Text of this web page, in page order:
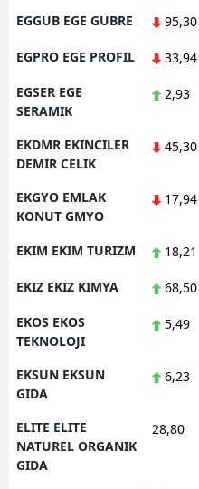
EGGUB EGE GUBRE 95,30
EGPRO EGE PROFIL 33,94
EGSER EGE
SERAMIK
2,93
EKDMR EKINCILER
DEMIR CELIK
45,30
EKGYO EMLAK
KONUT GMYO
17,94
EKIM EKIM TURIZM 18,21
EKIZ EKIZ KIMYA 68,50
EKOS EKOS
TEKNOLOJI
5,49
EKSUN EKSUN
GIDA
6,23
ELITE ELITE
NATUREL ORGANIK
GIDA
28,80